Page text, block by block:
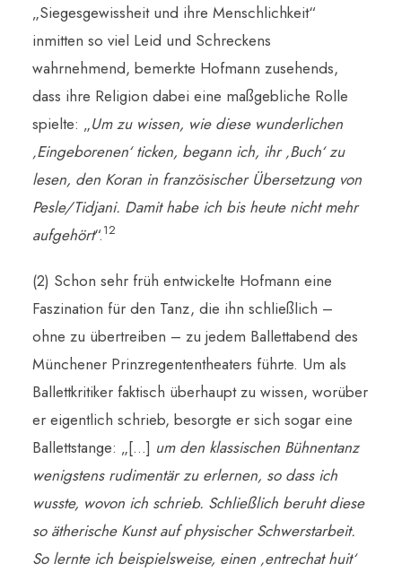
„Siegesgewissheit und ihre Menschlichkeit“
inmitten so viel Leid und Schreckens
wahrnehmend, bemerkte Hofmann zusehends,
dass ihre Religion dabei eine maßgebliche Rolle
spielte: „Um zu wissen, wie diese wunderlichen
‚Eingeborenen‘ ticken, begann ich, ihr ‚Buch‘ zu
lesen, den Koran in französischer Übersetzung von
Pesle/Tidjani. Damit habe ich bis heute nicht mehr
aufgehört“.12
(2) Schon sehr früh entwickelte Hofmann eine
Faszination für den Tanz, die ihn schließlich –
ohne zu übertreiben – zu jedem Ballettabend des
Münchener Prinzregententheaters führte. Um als
Ballettkritiker faktisch überhaupt zu wissen, worüber
er eigentlich schrieb, besorgte er sich sogar eine
Ballettstange: „[…] um den klassischen Bühnentanz
wenigstens rudimentär zu erlernen, so dass ich
wusste, wovon ich schrieb. Schließlich beruht diese
so ätherische Kunst auf physischer Schwerstarbeit.
So lernte ich beispielsweise, einen ‚entrechat huit‘